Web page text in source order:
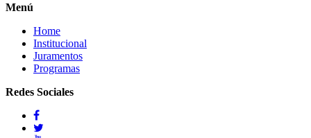
Menú
Home
Institucional
Juramentos
Programas
Redes Sociales